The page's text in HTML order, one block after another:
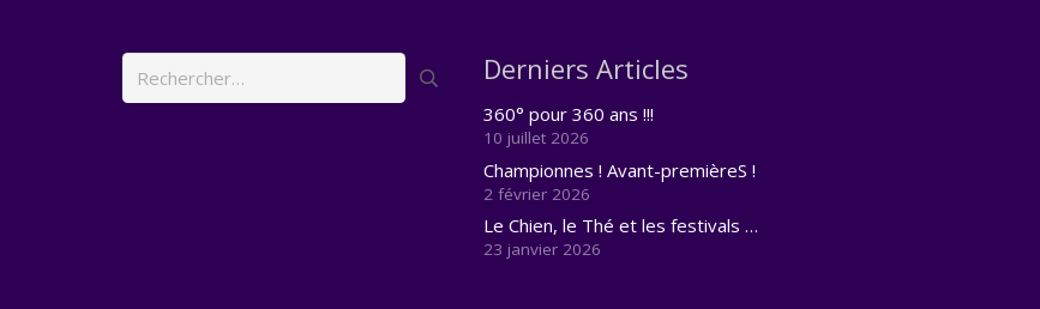
Rechercher : Derniers Articles
360° pour 360 ans !!!
10 juillet 2026
Championnes ! Avant-premièreS !
2 février 2026
Le Chien, le Thé et les festivals …
23 janvier 2026